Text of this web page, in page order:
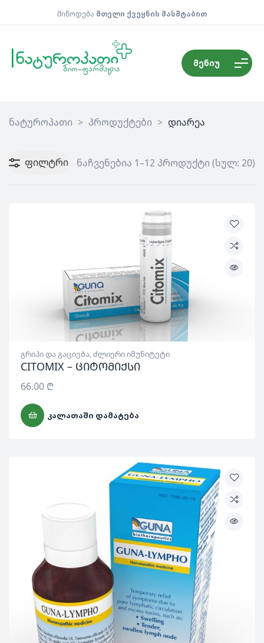
მიწოდება მთელი ქვეყნის მასშტაბით
მენიუ
ნატუროპათი > პროდუქტები > დიარეა
ფილტრი ნაჩვენებია 1–12 პროდუქტი (სულ: 20)
გრიპი და გაციება,ძლიერი იმუნიტეტი
CITOMIX – ციტომიქსი
66.00 ₾
ᲙᲐᲚᲐᲗᲐᲨᲘ ᲓᲐᲛᲐᲢᲔᲑᲐ